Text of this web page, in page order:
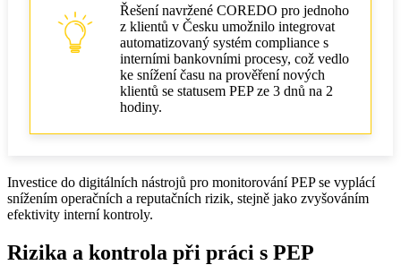
Řešení navržené COREDO pro jednoho
z klientů v Česku umožnilo integrovat
automatizovaný systém compliance s
interními bankovními procesy, což vedlo
ke snížení času na prověření nových
klientů se statusem PEP ze 3 dnů na 2
hodiny.
Investice do digitálních nástrojů pro monitorování PEP se vyplácí
snížením operačních a reputačních rizik, stejně jako zvyšováním
efektivity interní kontroly.
Rizika a kontrola při práci s PEP